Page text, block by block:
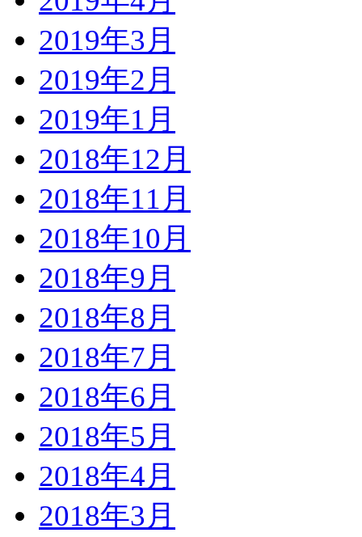
2019年3月
2019年2月
2019年1月
2018年12月
2018年11月
2018年10月
2018年9月
2018年8月
2018年7月
2018年6月
2018年5月
2018年4月
2018年3月